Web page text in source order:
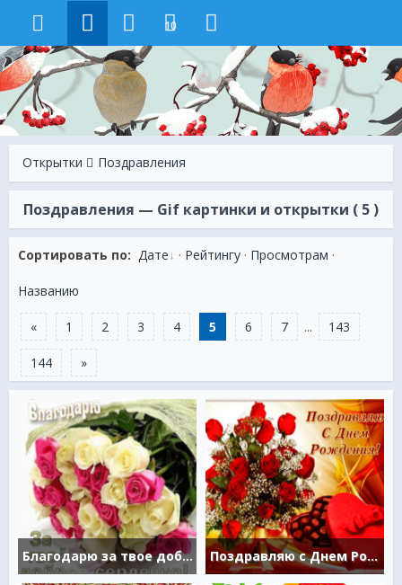
10
Открытки Поздравления
Поздравления — Gif картинки и открытки ( 5 )
Сортировать по: Дате · Рейтингу · Просмотрам ·
Названию
« 1 2 3 4 5 6 7 ... 143
144 »
Благодарю за твое доброе сердечко Поздравляю с Днем Рождения